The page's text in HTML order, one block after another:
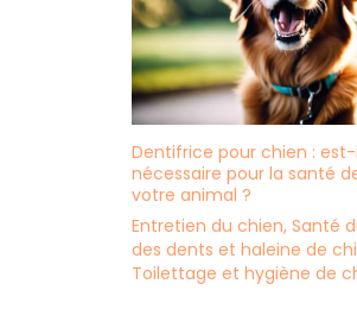
Dentifrice pour chien :
nécessaire pour la santé
votre animal ?
Entretien du chien, Santé
des dents et haleine de
Toilettage et hygiène de